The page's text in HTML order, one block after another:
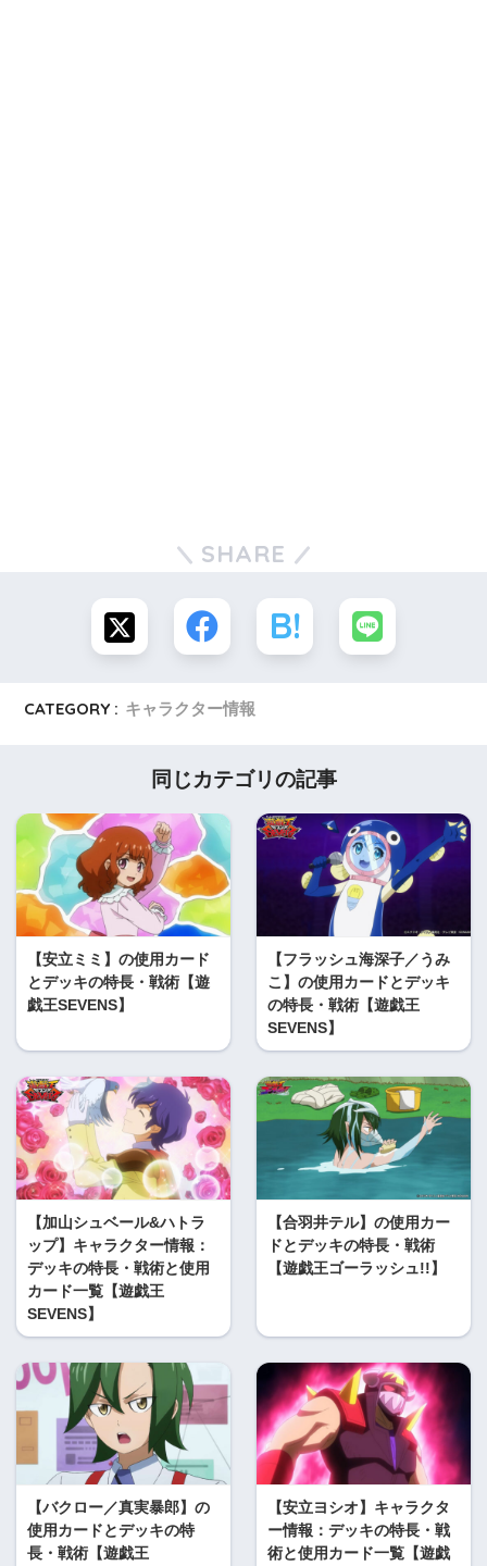
SHARE
CATEGORY : キャラクター情報
同じカテゴリの記事
【安立ミミ】の使用カード
とデッキの特長・戦術【遊
戯王SEVENS】
【フラッシュ海深子／うみ
こ】の使用カードとデッキ
の特長・戦術【遊戯王
SEVENS】
【加山シュベール&ハトラ
ップ】キャラクター情報：
デッキの特長・戦術と使用
カード一覧【遊戯王
SEVENS】
【合羽井テル】の使用カー
ドとデッキの特長・戦術
【遊戯王ゴーラッシュ!!】
【バクロー／真実暴郎】の
使用カードとデッキの特
長・戦術【遊戯王
【安立ヨシオ】キャラクタ
ー情報：デッキの特長・戦
術と使用カード一覧【遊戯